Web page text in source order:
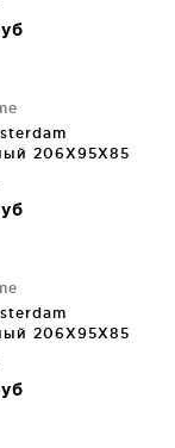
206X95X85
206X95X85